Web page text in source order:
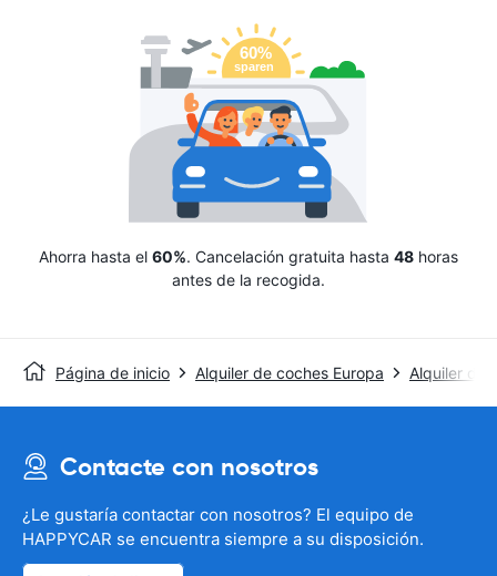
Ahorra hasta el 60%. Cancelación gratuita hasta 48 horas
antes de la recogida.
Página de inicio Alquiler de coches Europa Alquiler de
Contacte con nosotros
¿Le gustaría contactar con nosotros? El equipo de
HAPPYCAR se encuentra siempre a su disposición.